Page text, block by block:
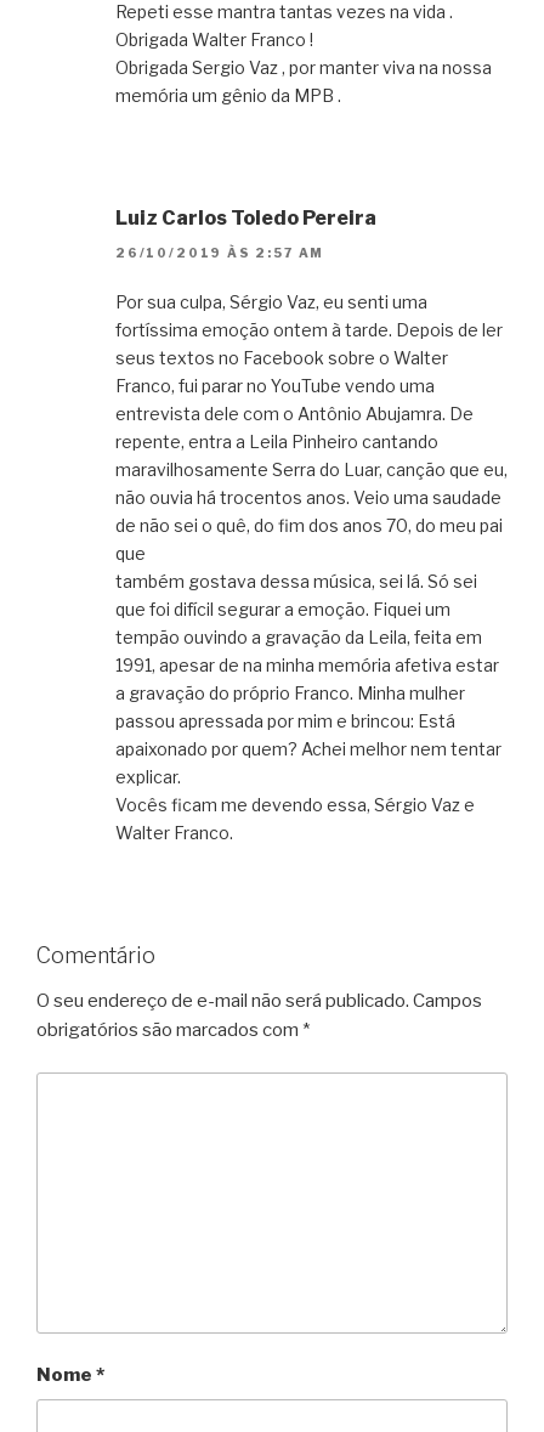
Repeti esse mantra tantas vezes na vida .
Obrigada Walter Franco !
Obrigada Sergio Vaz , por manter viva na nossa
memória um gênio da MPB .
Luiz Carlos Toledo Pereira
26/10/2019 ÀS 2:57 AM
Por sua culpa, Sérgio Vaz, eu senti uma
fortíssima emoção ontem à tarde. Depois de ler
seus textos no Facebook sobre o Walter
Franco, fui parar no YouTube vendo uma
entrevista dele com o Antônio Abujamra. De
repente, entra a Leila Pinheiro cantando
maravilhosamente Serra do Luar, canção que eu,
não ouvia há trocentos anos. Veio uma saudade
de não sei o quê, do fim dos anos 70, do meu pai
que
também gostava dessa música, sei lá. Só sei
que foi difícil segurar a emoção. Fiquei um
tempão ouvindo a gravação da Leila, feita em
1991, apesar de na minha memória afetiva estar
a gravação do próprio Franco. Minha mulher
passou apressada por mim e brincou: Está
apaixonado por quem? Achei melhor nem tentar
explicar.
Vocês ficam me devendo essa, Sérgio Vaz e
Walter Franco.
Comentário
O seu endereço de e-mail não será publicado. Campos
obrigatórios são marcados com *
Nome *